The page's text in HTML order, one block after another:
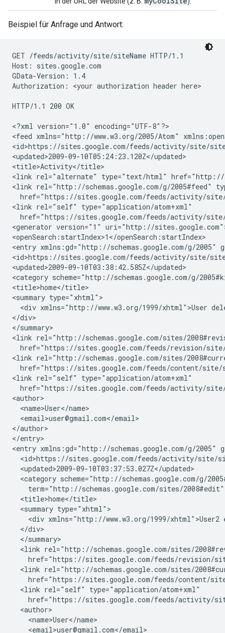
Beispiel für Anfrage und Antwort:
GET /feeds/activity/site/siteName HTTP/1.1
Host: sites.google.com
GData-Version: 1.4
Authorization: <your authorization header here>
HTTP/1.1 200 OK
<?xml version="1.0" encoding="UTF-8"?>
<feed xmlns="http://www.w3.org/2005/Atom"
<id>https://sites.google.com/feeds/activity/site/
<updated>2009-09-10T05:24:23.120Z</updated>
<title>Activity</title>
<link rel="alternate" type="text/html" href="http://
<link rel="http://schemas.google.com/g/2005#feed"
  href="https://sites.google.com/feeds/activity/
site
<link rel="self" type="application/atom+xml"
  href="https://sites.google.com/feeds/activity/
site
<generator version="1" uri="http://
<openSearch:startIndex>1</openSearch:startIndex>
<entry xmlns:gd="http://schemas.google.com/g/2005"
<id>https://sites.google.com/feeds/activity/site/
<updated>2009-09-10T03:38:42.585Z</updated>
<category scheme="http://schemas.google.com/g/
<title>home</title>
<summary type="xhtml">
<div xmlns="http://www.w3.org/1999/xhtml">User
</div>
</summary>
<link rel="http://schemas.google.com/sites/
  href="https://sites.google.com/feeds/revision/
site
<link rel="http://schemas.google.com/sites/
  href="https://sites.google.com/feeds/content/
site/
<link rel="self" type="application/atom+xml"
  href="https://sites.google.com/feeds/activity/
site
<author>
  <name>User</name>
  <email>user@gmail.com</email>
</author>
</entry>
<entry xmlns:gd="http://schemas.google.com/g/2005"
  <id>https://sites.google.com/feeds/activity/
site/
  <updated>2009-09-10T03:37:53.027Z</updated>
<category scheme="http://schemas.google.com/g/
term="http://schemas.google.com/sites/
  <title>home</title>
  <summary type="xhtml">
<div xmlns="http://www.w3.org/1999/xhtml">User2
  </div>
  </summary>
<link rel="http://schemas.google.com/sites/
    href="https://sites.google.com/feeds/revision/
<link rel="http://schemas.google.com/sites/
    href="https://sites.google.com/feeds/content/
  <link rel="self" type="application/atom+xml"
    href="https://sites.google.com/feeds/activity/
  <author>
    <name>User</name>
    <email>user@gmail.com</email>